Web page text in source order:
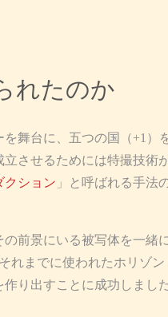
れたのか
舞台に、五つの国（+1）
させるためには特撮技術
クション 」と呼ばれる手法
前景にいる被写体を一緒
れまでに使われたホリゾ
り出すことに成功しました